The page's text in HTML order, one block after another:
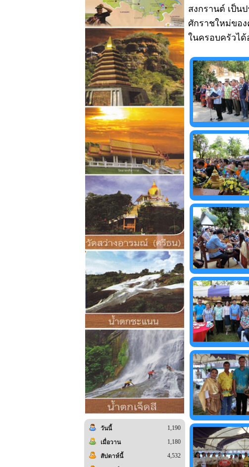
วันนี้ 1,190
เมื่อวาน 1,180
สัปดาห์นี้ 4,532
สงกรานต์ เป็น
ศักราชใหม่ขอ
ในครอบครัวไ